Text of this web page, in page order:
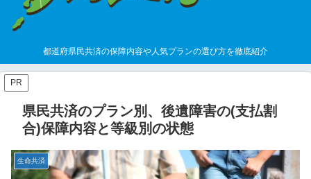
都道府県民共済の保障内容や人気プランの選び方を徹底紹介
PR
県民共済のプラン別、後遺障害の(支払割
合)保障内容と等級別の状態
生命共済